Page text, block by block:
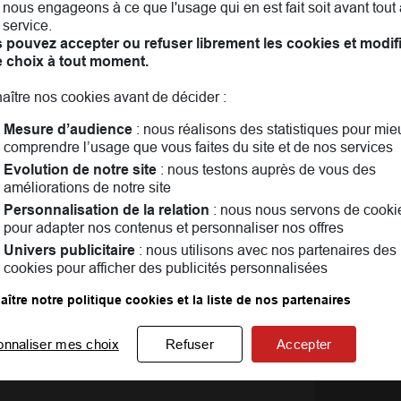
Assurance auto, assurance habitation, assurance
Ensemble, nous parlerons aussi famille, entraide,
vous pouvez consulter lesavis clients
nous engageons à ce que l'usage qui en est fait soit avant tout
pouvez accepter ou refuser librement les cookies et
choix à tout moment.
nos cookies avant de décider :
Mesure d’audience : nous réalisons des statistiques pour
comprendre l’usage que vous faites du site et de nos services
Evolution de notre site : nous testons auprès de vous des
améliorations de notre site
Personnalisation de la relation : nous nous servons de
pour adapter nos contenus et personnaliser nos offres
Univers publicitaire : nous utilisons avec nos partenaires des
cookies pour afficher des publicités personnalisées
notre politique cookies et la liste de nos partenaires
mes choix Refuser Accepter